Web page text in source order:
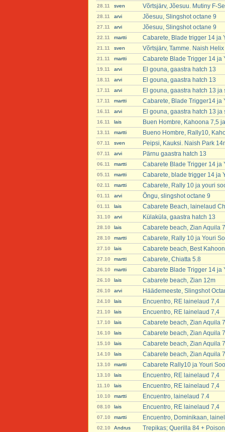
28.11 sven Võrtsjärv, Jõesuu. Mutiny F-
28.11 arvi Jõesuu, Slingshot octane 9
27.11 arvi Jõesuu, Slingshot octane 9
22.11 martti Cabarete, Blade trigger 14 ja
21.11 sven Võrtsjärv, Tamme. Naish
21.11 martti Cabarete Blade Trigger 14 ja
19.11 arvi El gouna, gaastra hatch 13
18.11 arvi El gouna, gaastra hatch 13
17.11 arvi El gouna, gaastra hatch 13
17.11 martti Cabarete, Blade Trigger14 ja
16.11 arvi El gouna, gaastra hatch 13
16.11 lais Buen Hombre, Kahoona 7,5
13.11 martti Bueno Hombre, Rally10,
07.11 sven Peipsi, Kauksi. Naish Park
07.11 arvi Pärnu gaastra hatch 13
06.11 martti Cabarete Blade Trigger 14 ja
05.11 martti Cabarete, blade trigger 14 ja
02.11 martti Cabarete, Rally 10 ja youri
01.11 arvi Õngu, slingshot octane 9
01.11 lais Cabarete Beach, lainelaud
31.10 arvi Külaküla, gaastra hatch 13
28.10 lais Cabarete beach, Zian Aquila
28.10 martti Cabarete, Rally 10 ja Youri
27.10 lais Cabarete beach, Best
27.10 martti Cabarete, Chiatta 5.8
26.10 martti Cabarete Blade Trigger 14 ja
26.10 lais Cabarete beach, Zian 12m
26.10 arvi Häädemeeste, Slingshot
24.10 lais Encuentro, RE lainelaud 7,4
21.10 lais Encuentro, RE lainelaud 7,4
17.10 lais Cabarete beach, Zian Aquila
16.10 lais Cabarete beach, Zian Aquila
15.10 lais Cabarete beach, Zian Aquila
14.10 lais Cabarete beach, Zian Aquila
13.10 martti Cabarete Rally10 ja Youri
13.10 lais Encuentro, RE lainelaud 7,4
11.10 lais Encuentro, RE lainelaud 7,4
10.10 martti Encuentro, lainelaud 7.4
08.10 lais Encuentro, RE lainelaud 7,4
07.10 martti Encuentro, Dominikaan,
02.10 Andrus Trepikas; Querilla 84 +